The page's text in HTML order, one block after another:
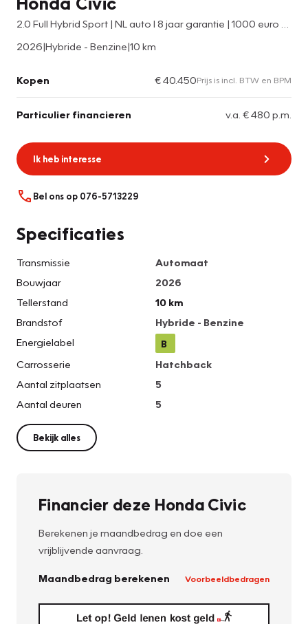
2026|Hybride - Benzine|10 km
Kopen € 40.450Prijs is incl. BTW en BPM
Particulier financieren v.a. € 480 p.m.
Ik heb interesse
Bel ons op 076-5713229
Specificaties
Transmissie
Automaat
Bouwjaar
2026
Tellerstand
10 km
Brandstof
Hybride - Benzine
Energielabel
B
Carrosserie
Hatchback
Aantal zitplaatsen
5
Aantal deuren
5
Bekijk alles
Financier deze Honda Civic
Berekenen je maandbedrag en doe een
vrijblijvende aanvraag.
Maandbedrag berekenen Voorbeeldbedragen